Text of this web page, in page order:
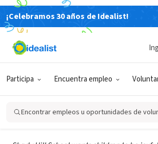
¡Celebramos 30 años de Idealist!
Participa Encuentra empleo
Encontrar empleos u oportunidades de
ORGANIZACIÓN SIN FIN DE LUCRO
Shady Hill School
Programs
Cambridge, MA|www.shs.org/
Acerca de